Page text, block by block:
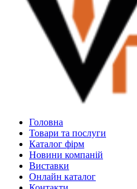
Головна
Товари та послуги
Каталог фірм
Новини компаній
Виставки
Онлайн каталог